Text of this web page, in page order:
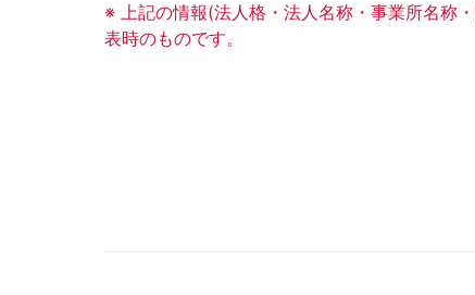
事業所の基礎データの読み上げは以上です。
※ 上記の情報(法人格・法人名称・事業所名称
表時のものです。